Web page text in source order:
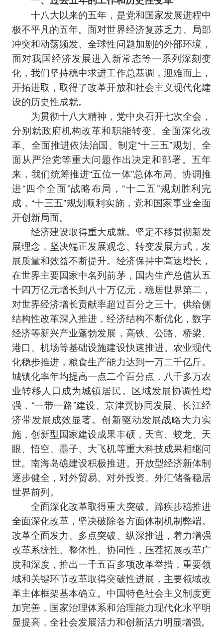
十八大以来的五年，是党和国家发展进程中
极不平凡的五年。面对世界经济复苏乏力、局部
冲突和动荡频发、全球性问题加剧的外部环境，
面对我国经济发展进入新常态等一系列深刻变
化，我们坚持稳中求进工作总基调，迎难而上，
开拓进取，取得了改革开放和社会主义现代化建
设的历史性成就。
为贯彻十八大精神，党中央召开七次全会，
分别就政府机构改革和职能转变、全面深化改
革、全面推进依法治国、制定“十三五”规划、全
面从严治党等重大问题作出决定和部署。五年
来，我们统筹推进“五位一体”总体布局、协调推
进“四个全面”战略布局，“十二五”规划胜利完
成，“十三五”规划顺利实施，党和国家事业全面
开创新局面。
经济建设取得重大成就。坚定不移贯彻新发
展理念，坚决端正发展观念、转变发展方式，发
展质量和效益不断提升。经济保持中高速增长，
在世界主要国家中名列前茅，国内生产总值从五
十四万亿元增长到八十万亿元，稳居世界第二，
对世界经济增长贡献率超过百分之三十。供给侧
结构性改革深入推进，经济结构不断优化，数字
经济等新兴产业蓬勃发展，高铁、公路、桥梁、
港口、机场等基础设施建设快速推进。农业现代
化稳步推进，粮食生产能力达到一万二千亿斤。
城镇化率年均提高一点二个百分点，八千多万农
业转移人口成为城镇居民。区域发展协调性增
强，“一带一路”建设、京津冀协同发展、长江经
济带发展成效显著。创新驱动发展战略大力实
施，创新型国家建设成果丰硕，天宫、蛟龙、天
眼、悟空、墨子、大飞机等重大科技成果相继问
世。南海岛礁建设积极推进。开放型经济新体制
逐步健全，对外贸易、对外投资、外汇储备稳居
世界前列。
全面深化改革取得重大突破。蹄疾步稳推进
全面深化改革，坚决破除各方面体制机制弊端。
改革全面发力、多点突破、纵深推进，着力增强
改革系统性、整体性、协同性，压茬拓展改革广
度和深度，推出一千五百多项改革举措，重要领
域和关键环节改革取得突破性进展，主要领域改
革主体框架基本确立。中国特色社会主义制度更
加完善，国家治理体系和治理能力现代化水平明
显提高，全社会发展活力和创新活力明显增强。